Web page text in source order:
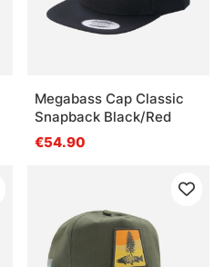
Megabass Cap Classic
Snapback Black/Red
€54.90